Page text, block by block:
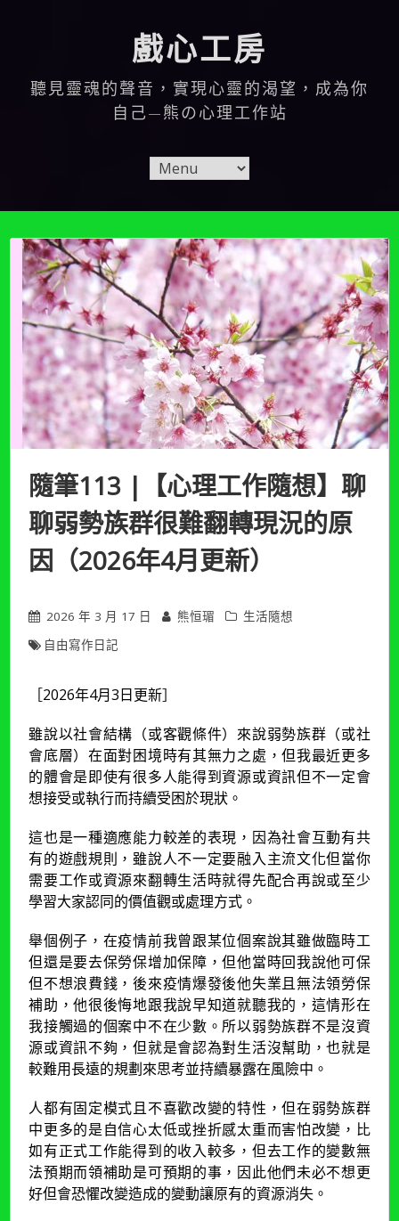
戲心工房
聽見靈魂的聲音，實現心靈的渴望，成為你
自己—熊の心理工作站
隨筆113 |【心理工作隨想】聊
聊弱勢族群很難翻轉現況的原
因（2026年4月更新）
2026 年 3 月 17 日 熊恒瑂
生活隨想
自由寫作日記
［2026年4月3日更新］
雖說以社會結構（或客觀條件）來說弱勢族群（或社
會底層）在面對困境時有其無力之處，但我最近更多
的體會是即使有很多人能得到資源或資訊但不一定會
想接受或執行而持續受困於現狀。
這也是一種適應能力較差的表現，因為社會互動有共
有的遊戲規則，雖說人不一定要融入主流文化但當你
需要工作或資源來翻轉生活時就得先配合再說或至少
學習大家認同的價值觀或處理方式。
舉個例子，在疫情前我曾跟某位個案說其雖做臨時工
但還是要去保勞保增加保障，但他當時回我說他可保
但不想浪費錢，後來疫情爆發後他失業且無法領勞保
補助，他很後悔地跟我說早知道就聽我的，這情形在
我接觸過的個案中不在少數。所以弱勢族群不是沒資
源或資訊不夠，但就是會認為對生活沒幫助，也就是
較難用長遠的規劃來思考並持續暴露在風險中。
人都有固定模式且不喜歡改變的特性，但在弱勢族群
中更多的是自信心太低或挫折感太重而害怕改變，比
如有正式工作能得到的收入較多，但去工作的變數無
法預期而領補助是可預期的事，因此他們未必不想更
好但會恐懼改變造成的變動讓原有的資源消失。